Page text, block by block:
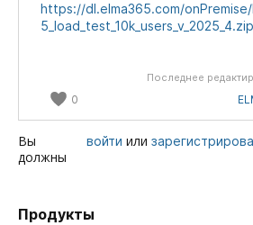
https://dl.elma365.com/
5_load_test_10k_users_v_2025_4.zip
Последнее
0
Вы
должны
войти или
Продукты